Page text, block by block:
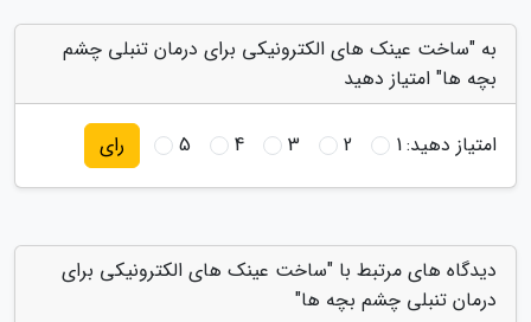
به "ساخت عینک های الکترونیکی برای درمان تنبلی چشم
بچه ها" امتیاز دهید
امتیاز دهید:1
2
3
4
5 رای
دیدگاه های مرتبط با "ساخت عینک های الکترونیکی برای
درمان تنبلی چشم بچه ها"